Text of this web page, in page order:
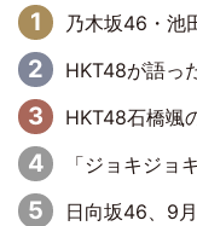
乃木坂46・池田瑛紗と中西アルノが「
HKT48が語った“15周年本の
HKT48石橋颯の卒業
「ジョキジョキと切
日向坂46、9月30日に18thシングル